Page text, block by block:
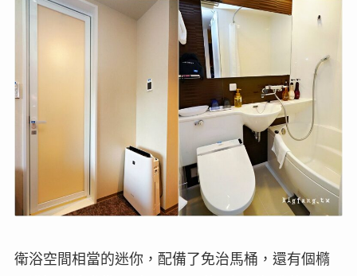
衛浴空間相當的迷你，配備了免治馬桶，還有個橢